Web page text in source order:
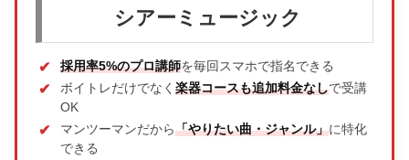
シアーミュージック
採用率5%のプロ講師を毎回スマホで指名できる
ボイトレだけでなく 楽器コースも追加料金なしで受講
OK
マンツーマンだから「やりたい曲・ジャンル」に特化
できる